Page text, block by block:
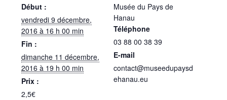
Début :
vendredi 9 décembre,
2016 à 16 h 00 min
Fin :
dimanche 11 décembre,
2016 à 19 h 00 min
Prix :
2,5€
Musée du Pays de
Hanau
Téléphone
03 88 00 38 39
E-mail
contact@museedupaysd
ehanau.eu